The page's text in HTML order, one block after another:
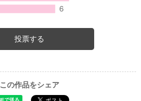
投票する
この作品をシェア